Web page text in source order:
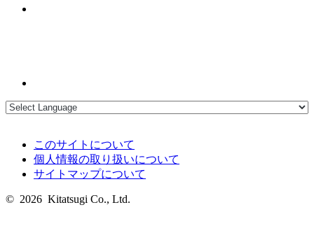
このサイトについて
個人情報の取り扱いについて
サイトマップについて
© 2026 Kitatsugi Co., Ltd.